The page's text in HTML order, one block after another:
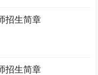
招生简章
招生简章